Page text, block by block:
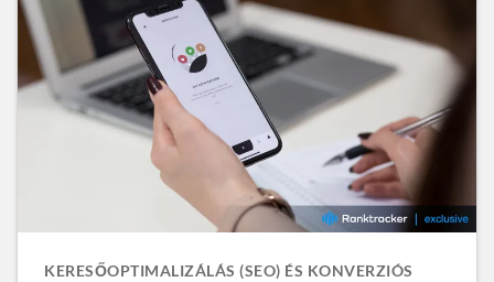
KERESŐOPTIMALIZÁLÁS (SEO) ÉS KONVERZIÓS